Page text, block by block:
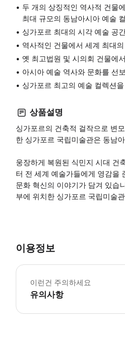
두 개의 상징적인 역사적 건물
최대 규모의 동남아시아 예술
싱가포르 최대의 시각 예술 공
역사적인 건물에서 세계 최대
옛 최고법원 및 시의회 건물에
아시아 예술 역사와 문화를 선
싱가포르 최고의 예술 컬렉션
상품설명
싱가포르의 건축적 걸작으로 변
한 싱가포르 국립미술관은 동남
웅장하게 복원된 식민지 시대 건
터 전 세계 예술가들에게 영감을
문화 혁신의 이야기가 담겨 있습
부에 위치한 싱가포르 국립미술
이용정보
이런건 주의하세요
유의사항